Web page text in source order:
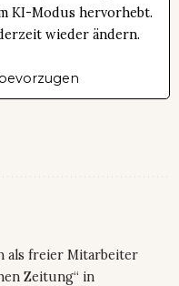
KI-Modus hervorhebt.
wieder ändern.
als freier Mitarbeiter
Zeitung“ in